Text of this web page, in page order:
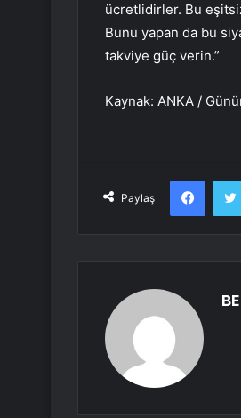
ücretlidirler. Bu
Bunu yapan da bu
takviye güç verin.”
Kaynak: ANKA /
Paylaş